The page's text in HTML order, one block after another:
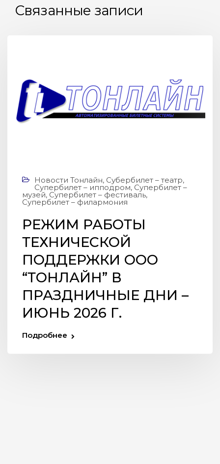
Связанные записи
Новости Тонлайн, Субербилет – театр,
Супербилет – ипподром, Супербилет –
музей, Супербилет – фестиваль,
Супербилет – филармония
РЕЖИМ РАБОТЫ
ТЕХНИЧЕСКОЙ
ПОДДЕРЖКИ ООО
“ТOНЛАЙН” В
ПРАЗДНИЧНЫЕ ДНИ –
ИЮНЬ 2026 Г.
Подробнее